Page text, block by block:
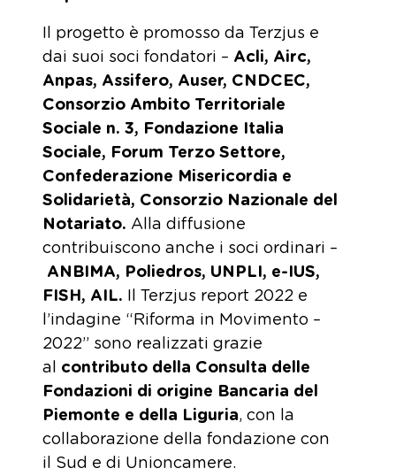
Il progetto è promosso da Terzjus e
dai suoi soci fondatori – Acli, Airc,
Anpas, Assifero, Auser, CNDCEC,
Consorzio Ambito Territoriale
Sociale n. 3, Fondazione Italia
Sociale, Forum Terzo Settore,
Confederazione Misericordia e
Solidarietà, Consorzio Nazionale del
Notariato. Alla diffusione
contribuiscono anche i soci ordinari –
ANBIMA, Poliedros, UNPLI, e-IUS,
FISH, AIL. Il Terzjus report 2022 e
l’indagine “Riforma in Movimento –
2022” sono realizzati grazie
al contributo della Consulta delle
Fondazioni di origine Bancaria del
Piemonte e della Liguria, con la
collaborazione della fondazione con
il Sud e di Unioncamere.